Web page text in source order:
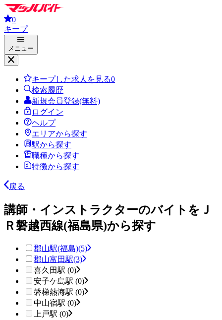
0
キープ
メニュー
キープした求人を見る0
検索履歴
新規会員登録(無料)
ログイン
ヘルプ
エリアから探す
駅から探す
職種から探す
特徴から探す
戻る
講師・インストラクターのバイトをＪ
Ｒ磐越西線(福島県)から探す
郡山駅(福島)(5)
郡山富田駅(3)
喜久田駅 (0)
安子ケ島駅 (0)
磐梯熱海駅 (0)
中山宿駅 (0)
上戸駅 (0)